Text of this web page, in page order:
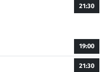
21:30
19:00
21:30